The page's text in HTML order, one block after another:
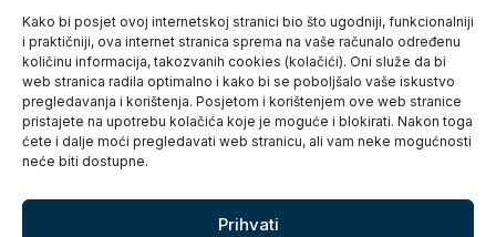
Kako bi posjet ovoj internetskoj stranici bio što ugodniji, funkcionalniji
i praktičniji, ova internet stranica sprema na vaše računalo određenu
količinu informacija, takozvanih cookies (kolačići). Oni služe da bi
web stranica radila optimalno i kako bi se poboljšalo vaše iskustvo
pregledavanja i korištenja. Posjetom i korištenjem ove web stranice
pristajete na upotrebu kolačića koje je moguće i blokirati. Nakon toga
ćete i dalje moći pregledavati web stranicu, ali vam neke mogućnosti
neće biti dostupne.
Prihvati
Zaštita osobnih podataka
Pristup informacijama
Kolačići
Izjava o pristupačnosti
Turistička zajednica grada Karlovca